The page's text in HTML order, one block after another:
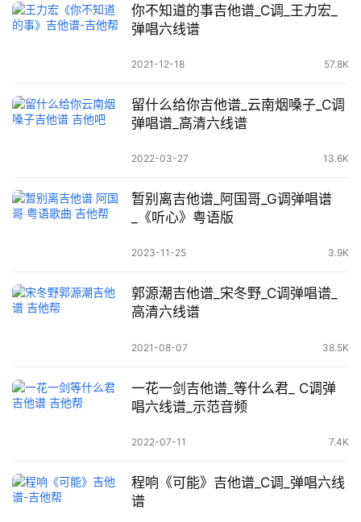
你不知道的事吉他谱_C调_王力宏_
弹唱六线谱
2021-12-18 57.8K
留什么给你吉他谱_云南烟嗓子_C调
弹唱谱_高清六线谱
2022-03-27 13.6K
暂别离吉他谱_阿国哥_G调弹唱谱
_《听心》粤语版
2023-11-25 3.9K
郭源潮吉他谱_宋冬野_C调弹唱谱_
高清六线谱
2021-08-07 38.5K
一花一剑吉他谱_等什么君_ C调弹
唱六线谱_示范音频
2022-07-11 7.4K
程响《可能》吉他谱_C调_弹唱六线
谱